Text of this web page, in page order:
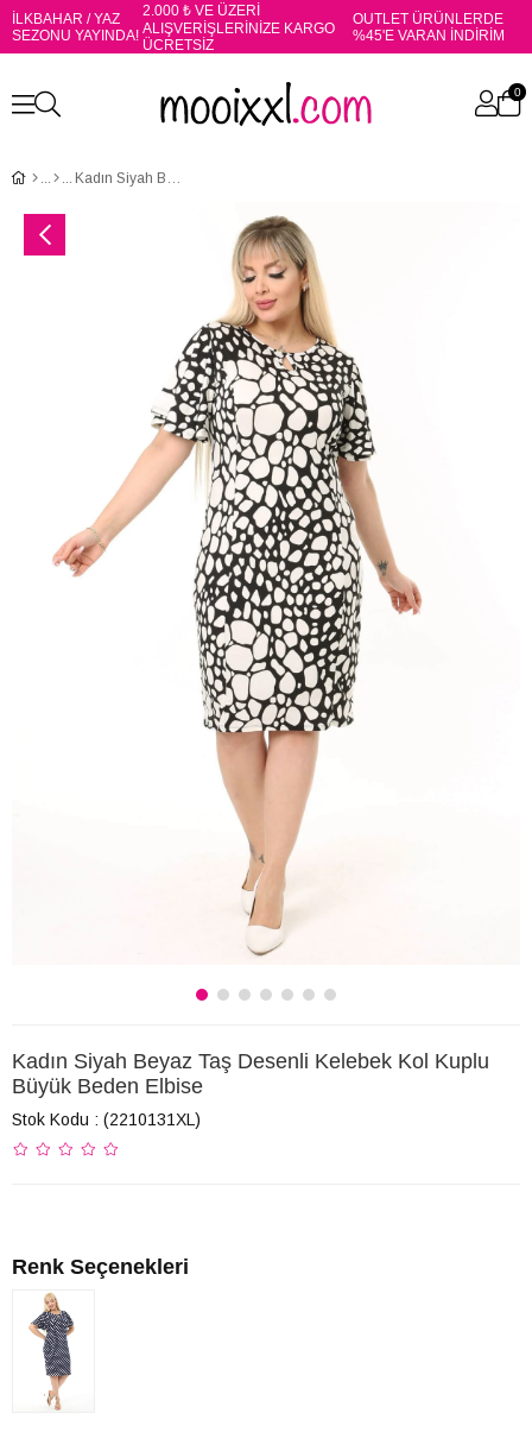
İLKBAHAR / YAZ
SEZONU YAYINDA!
2.000 ₺ VE ÜZERİ
ALIŞVERİŞLERİNİZE KARGO
ÜCRETSİZ
OUTLET ÜRÜNLERDE
%45'E VARAN İNDİRİM
0
Kadın Siyah Beyaz Taş Desenli Kelebek Kol Kuplu Büyük Beden Elbise
Kadın Siyah Beyaz Taş Desenli Kelebek Kol Kuplu
Büyük Beden Elbise
Stok Kodu (2210131XL)
Renk Seçenekleri